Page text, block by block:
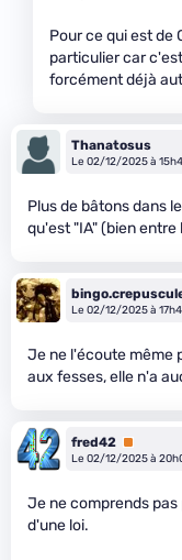
Pour ce qui est de
particulier car
forcément déjà
Thanatosus
Le 02/12/2025 à
Plus de bâtons dans
qu'est "IA" (bien
Le 02/12/2025 à
Je ne l'écoute même
aux fesses, elle n'a
fred42 Premium
Le 02/12/2025 à
Je ne comprends
d'une loi.